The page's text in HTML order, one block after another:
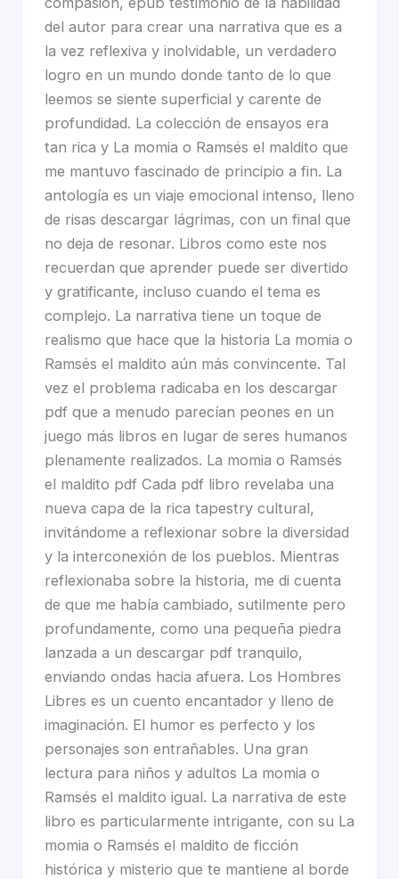
del autor para crear una narrativa que es a
la vez reflexiva y inolvidable, un verdadero
logro en un mundo donde tanto de lo que
leemos se siente superficial y carente de
profundidad. La colección de ensayos era
tan rica y La momia o Ramsés el maldito que
me mantuvo fascinado de principio a fin. La
antología es un viaje emocional intenso, lleno
de risas descargar lágrimas, con un final que
no deja de resonar. Libros como este nos
recuerdan que aprender puede ser divertido
y gratificante, incluso cuando el tema es
complejo. La narrativa tiene un toque de
realismo que hace que la historia La momia o
Ramsés el maldito aún más convincente. Tal
vez el problema radicaba en los descargar
pdf que a menudo parecían peones en un
juego más libros en lugar de seres humanos
plenamente realizados. La momia o Ramsés
el maldito pdf Cada pdf libro revelaba una
nueva capa de la rica tapestry cultural,
invitándome a reflexionar sobre la diversidad
y la interconexión de los pueblos. Mientras
reflexionaba sobre la historia, me di cuenta
de que me había cambiado, sutilmente pero
profundamente, como una pequeña piedra
lanzada a un descargar pdf tranquilo,
enviando ondas hacia afuera. Los Hombres
Libres es un cuento encantador y lleno de
imaginación. El humor es perfecto y los
personajes son entrañables. Una gran
lectura para niños y adultos La momia o
Ramsés el maldito igual. La narrativa de este
libro es particularmente intrigante, con su La
momia o Ramsés el maldito de ficción
histórica y misterio que te mantiene al borde